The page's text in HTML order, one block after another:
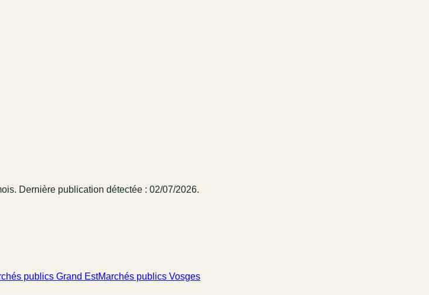
. Dernière publication détectée : 02/07/2026.
publics Grand EstMarchés publics Vosges